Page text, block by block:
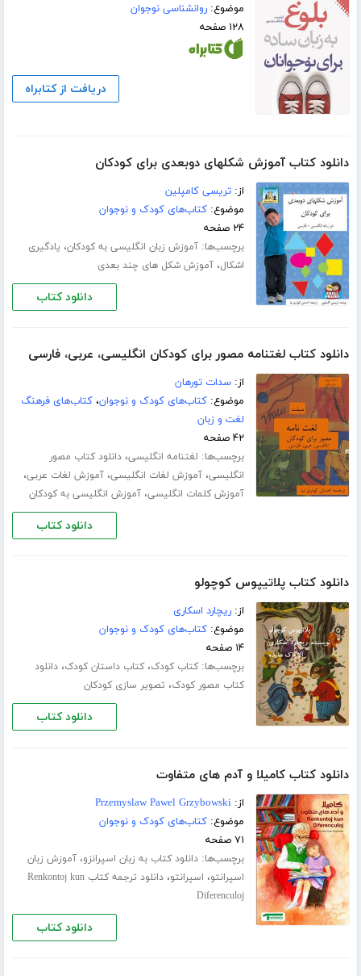
موضوع:روانشناسی نوجوان
۱۲۸ صفحه
دریافت از کتابراه
دانلود کتاب آموزش شکلهای دوبعدی برای کودکان
از:تریسی کامپلین
موضوع:کتاب‌های کودک و نوجوان
۲۴ صفحه
برچسب‌ها:آموزش زبان انگلیسی به کودکان، یادگیری
اشکال،آموزش شکل های چند بعدی
دانلود کتاب
دانلود کتاب لغتنامه مصور برای کودکان انگلیسی، عربی، فارسی
از:سدات تورهان
موضوع:کتاب‌های کودک و نوجوان،کتاب‌های فرهنگ
لغت و زبان
۴۲ صفحه
برچسب‌ها: لغتنامه انگلیسی،دانلود کتاب مصور
انگلیسی،آموزش لغات انگلیسی،آموزش لغات عربی،
آموزش کلمات انگلیسی،آموزش انگلیسی به کودکان
دانلود کتاب
دانلود کتاب پلاتیپوس کوچولو
از:ریچارد اسکاری
موضوع:کتاب‌های کودک و نوجوان
۱۴ صفحه
برچسب‌ها:کتاب کودک،کتاب داستان کودک،دانلود
کتاب مصور کودک، تصویر سازی کودکان
دانلود کتاب
دانلود کتاب کامیلا و آدم های متفاوت
از:Przemyslaw Pawel Grzybowski
موضوع:کتاب‌های کودک و نوجوان
۷۱ صفحه
برچسب‌ها:دانلود کتاب به زبان اسپرانزو،آموزش زبان
اسپرانتو، اسپرانتو،
دانلود ترجمه کتاب Renkontoj kun
Diferenculoj
دانلود کتاب